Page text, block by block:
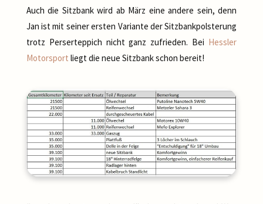
Auch die Sitzbank wird ab März eine andere sein, denn
Jan ist mit seiner ersten Variante der Sitzbankpolsterung
trotz Perserteppich nicht ganz zufrieden. Bei Hessler
Motorsport liegt die neue Sitzbank schon bereit!